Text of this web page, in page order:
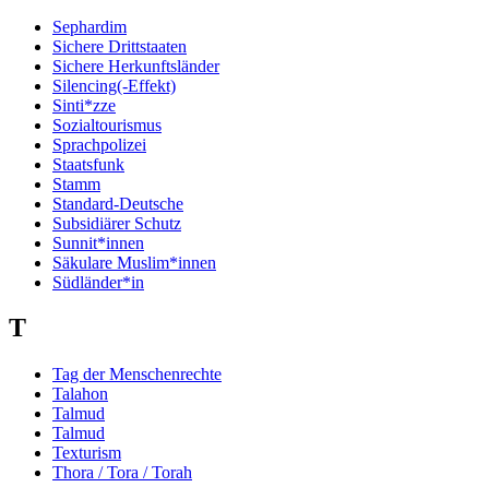
Sephardim
Sichere Drittstaaten
Sichere Herkunftsländer
Silencing(-Effekt)
Sinti*zze
Sozialtourismus
Sprachpolizei
Staatsfunk
Stamm
Standard-Deutsche
Subsidiärer Schutz
Sunnit*innen
Säkulare Muslim*innen
Südländer*in
T
Tag der Menschenrechte
Talahon
Talmud
Talmud
Texturism
Thora / Tora / Torah